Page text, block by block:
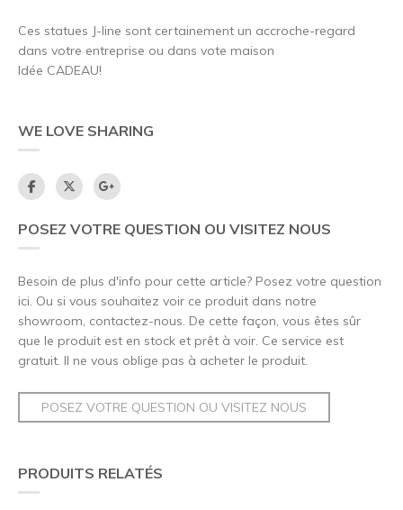
Ces statues J-line sont certainement un accroche-regard
dans votre entreprise ou dans vote maison
Idée CADEAU!
WE LOVE SHARING
POSEZ VOTRE QUESTION OU VISITEZ NOUS
Besoin de plus d'info pour cette article? Posez votre question
ici. Ou si vous souhaitez voir ce produit dans notre
showroom, contactez-nous. De cette façon, vous êtes sûr
que le produit est en stock et prêt à voir. Ce service est
gratuit. Il ne vous oblige pas à acheter le produit.
POSEZ VOTRE QUESTION OU VISITEZ NOUS
PRODUITS RELATÉS